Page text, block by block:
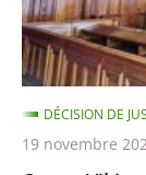
l’appel
demandant
qu’il
soit
mis
fin,
DÉCISION DE
19 novembre